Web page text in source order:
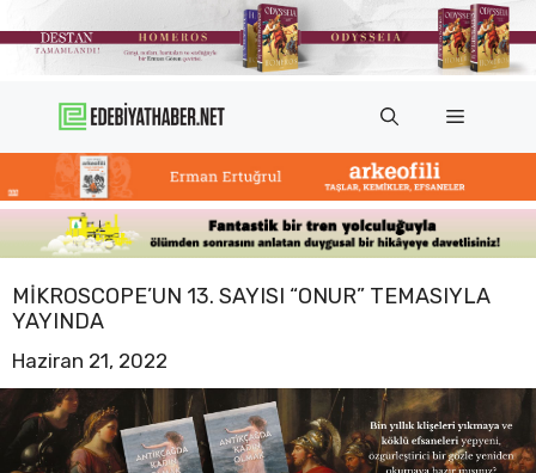
atla
Menü
MIKROSCOPE’UN 13. SAYISI “ONUR” TEMASIYLA
YAYINDA
Haziran 21, 2022